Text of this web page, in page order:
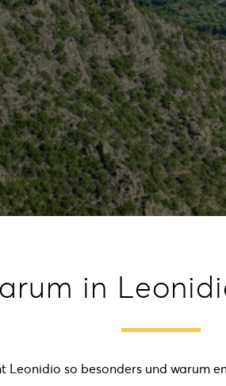
in
Leonidio so besonders und warum